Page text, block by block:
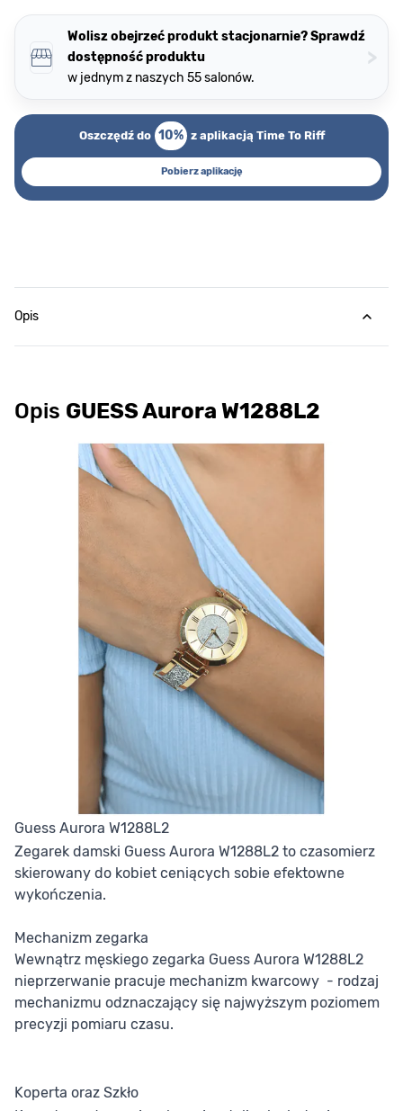
Wolisz obejrzeć produkt stacjonarnie? Sprawdź
dostępność produktu
w jednym z naszych 55 salonów.
>
Oszczędź do 10% z aplikacją Time To Riff
Pobierz aplikację
Opis
Opis GUESS Aurora W1288L2
Guess Aurora W1288L2
Zegarek damski Guess Aurora W1288L2 to czasomierz
skierowany do kobiet ceniących sobie efektowne
wykończenia.
Mechanizm zegarka
Wewnątrz męskiego zegarka Guess Aurora W1288L2
nieprzerwanie pracuje mechanizm kwarcowy - rodzaj
mechanizmu odznaczający się najwyższym poziomem
precyzji pomiaru czasu.
Koperta oraz Szkło